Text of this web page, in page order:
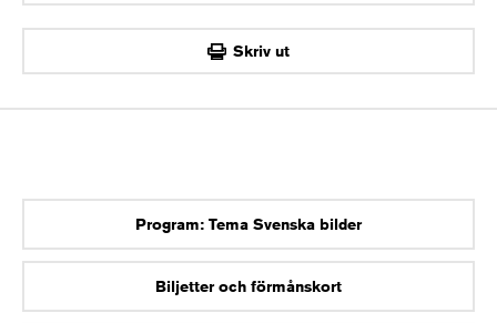
OK
Skriv ut
Program: Tema Svenska bilder
Biljetter och förmånskort